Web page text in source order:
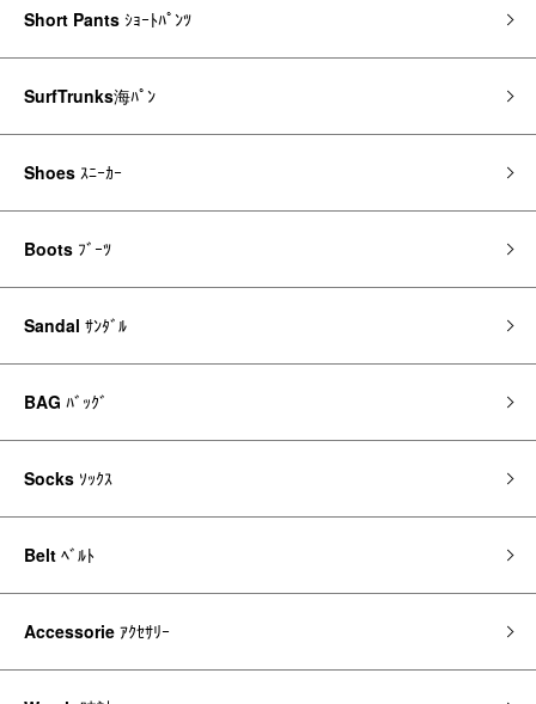
Short Pants ｼｮｰﾄﾊﾟﾝﾂ
SurfTrunks海ﾊﾟﾝ
Shoes ｽﾆｰｶｰ
Boots ﾌﾞｰﾂ
Sandal ｻﾝﾀﾞﾙ
BAG ﾊﾞｯｸﾞ
Socks ｿｯｸｽ
Belt ﾍﾞﾙﾄ
Accessorie ｱｸｾｻﾘｰ